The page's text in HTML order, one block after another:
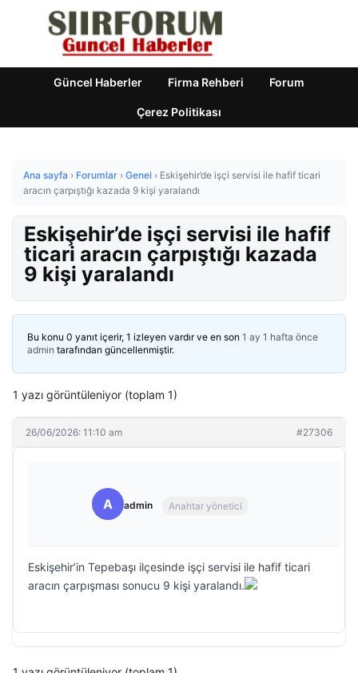
Güncel Haberler Firma Rehberi Forum
Çerez Politikası
Ana sayfa › Forumlar › Genel › Eskişehir’de işçi servisi ile hafif ticari
aracın çarpıştığı kazada 9 kişi yaralandı
Eskişehir’de işçi servisi ile hafif
ticari aracın çarpıştığı kazada
9 kişi yaralandı
Bu konu 0 yanıt içerir, 1 izleyen vardır ve en son 1 ay 1 hafta önce
admin tarafından güncellenmiştir.
1 yazı görüntüleniyor (toplam 1)
26/06/2026: 11:10 am #27306
A admin Anahtar yönetici
Eskişehir’in Tepebaşı ilçesinde işçi servisi ile hafif ticari
aracın çarpışması sonucu 9 kişi yaralandı.